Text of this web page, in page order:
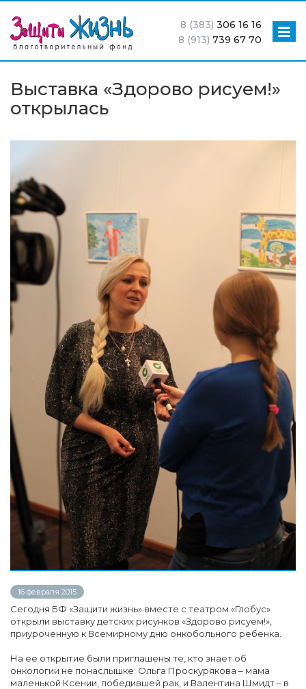
8 (383) 306 16 16
8 (913) 739 67 70
Выставка «Здорово рисуем!»
открылась
16 февраля 2015
Сегодня БФ «Защити жизнь» вместе с театром «Глобус»
открыли выставку детских рисунков «Здорово рисуем!»,
приуроченную к Всемирному дню онкобольного ребенка.
На ее открытие были приглашены те, кто знает об
онкологии не понаслышке: Ольга Проскурякова – мама
маленькой Ксении, победившей рак, и Валентина Шмидт – в